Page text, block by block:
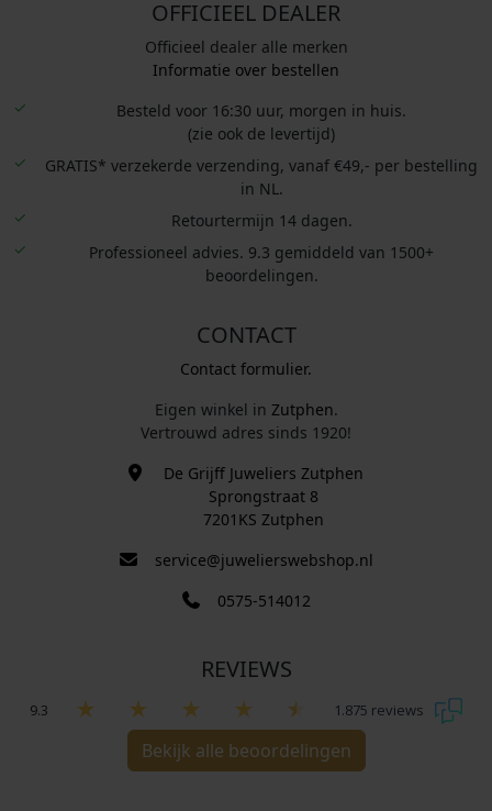
OFFICIEEL DEALER
Officieel dealer alle merken
Informatie over bestellen
Besteld voor 16:30 uur, morgen in huis.
(zie ook de levertijd)
GRATIS* verzekerde verzending, vanaf €49,- per bestelling
in NL.
Retourtermijn 14 dagen.
Professioneel advies. 9.3 gemiddeld van 1500+
beoordelingen.
CONTACT
Contact formulier.
Eigen winkel in Zutphen.
Vertrouwd adres sinds 1920!
De Grijff Juweliers Zutphen
Sprongstraat 8
7201KS Zutphen
service@juwelierswebshop.nl
0575-514012
REVIEWS
9.3 1.875 reviews
Bekijk alle beoordelingen